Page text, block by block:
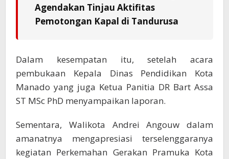
Agendakan Tinjau Aktifitas
Pemotongan Kapal di Tandurusa
Dalam kesempatan itu, setelah acara
pembukaan Kepala Dinas Pendidikan Kota
Manado yang juga Ketua Panitia DR Bart Assa
ST MSc PhD menyampaikan laporan.
Sementara, Walikota Andrei Angouw dalam
amanatnya mengapresiasi terselenggaranya
kegiatan Perkemahan Gerakan Pramuka Kota